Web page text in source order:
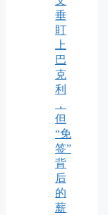
垂
盯
上
巴
克
利
，
但
“免
签”
背
后
的
薪